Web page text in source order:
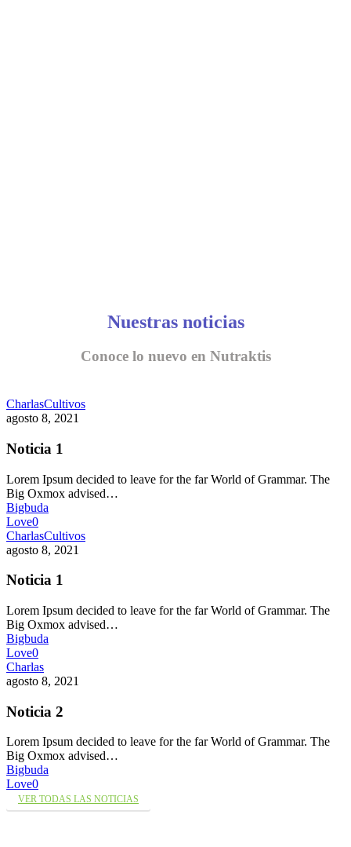
Nuestras noticias
Conoce lo nuevo en Nutraktis
CharlasCultivos
agosto 8, 2021
Noticia 1
Lorem Ipsum decided to leave for the far World of Grammar. The
Big Oxmox advised…
Bigbuda
Love0
CharlasCultivos
agosto 8, 2021
Noticia 1
Lorem Ipsum decided to leave for the far World of Grammar. The
Big Oxmox advised…
Bigbuda
Love0
Charlas
agosto 8, 2021
Noticia 2
Lorem Ipsum decided to leave for the far World of Grammar. The
Big Oxmox advised…
Bigbuda
Love0
VER TODAS LAS NOTICIAS